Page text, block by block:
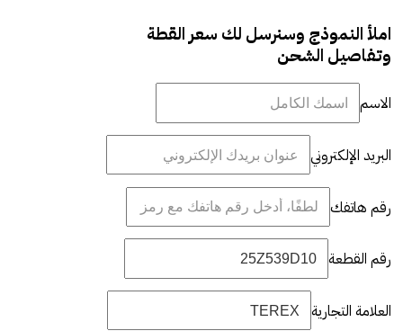
املأ النموذج وسنرسل لك سعر القطة
وتفاصيل الشحن
الاسم
البريد الإلكتروني
رقم هاتفك
رقم القطعة
العلامة التجارية